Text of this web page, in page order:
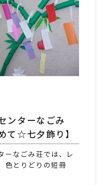
ンターなごみ
☆七夕飾り】
ーなごみ荘では、レ
色とりどりの短冊